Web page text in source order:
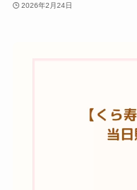
2026年2月24日